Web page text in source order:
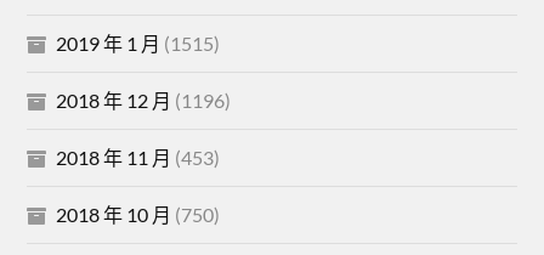
2019 年 1 月 (1515)
2018 年 12 月 (1196)
2018 年 11 月 (453)
2018 年 10 月 (750)